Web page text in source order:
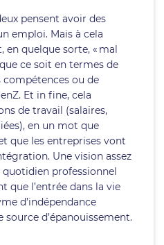
pensent avoir des
emploi. Mais à cela
en quelque sorte, « mal
ce soit en termes de
compétences ou de
Et in fine, cela
de travail (salaires,
en un mot que
que les entreprises vont
Une vision assez
professionnel
que l’entrée dans la vie
d’indépendance
d’épanouissement.